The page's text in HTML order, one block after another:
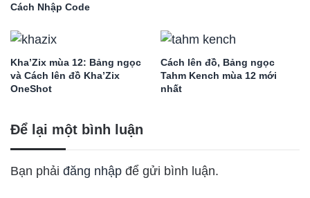
Cách Nhập Code
Kha’Zix mùa 12: Bảng ngọc
và Cách lên đồ Kha’Zix
OneShot
Cách lên đồ, Bảng ngọc
Tahm Kench mùa 12 mới
nhất
Để lại một bình luận
Bạn phải đăng nhập để gửi bình luận.